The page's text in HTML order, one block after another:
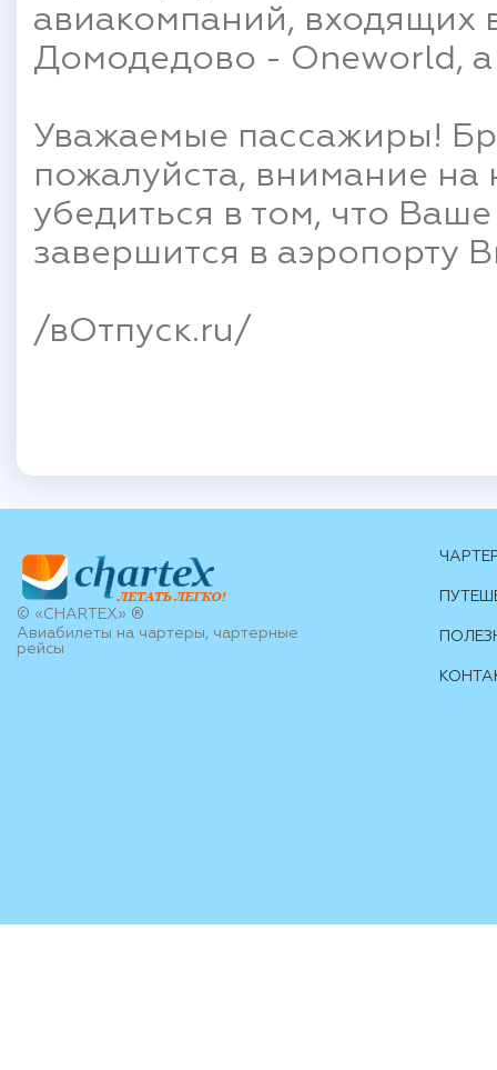
авиакомпаний, входящих
Домодедово - Oneworld,
Уважаемые пассажиры!
пожалуйста, внимание на
убедиться в том, что
завершится в аэропорту
/вОтпуск.ru/
© «CHARTEX» ®
Авиабилеты на чартеры, чартерные
рейсы